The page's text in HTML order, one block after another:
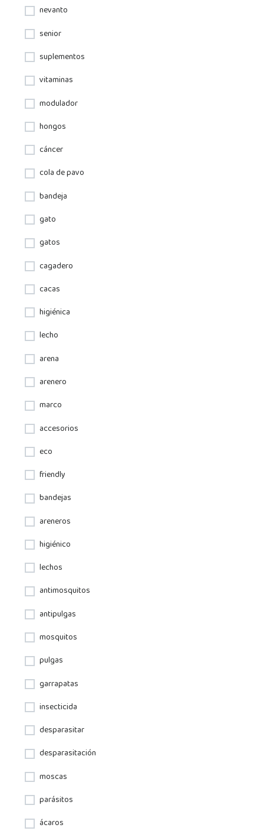
nevanto
senior
suplementos
vitaminas
modulador
hongos
cáncer
cola de pavo
bandeja
gato
gatos
cagadero
cacas
higiénica
lecho
arena
arenero
marco
accesorios
eco
friendly
bandejas
areneros
higiénico
lechos
antimosquitos
antipulgas
mosquitos
pulgas
garrapatas
insecticida
desparasitar
desparasitación
moscas
parásitos
ácaros